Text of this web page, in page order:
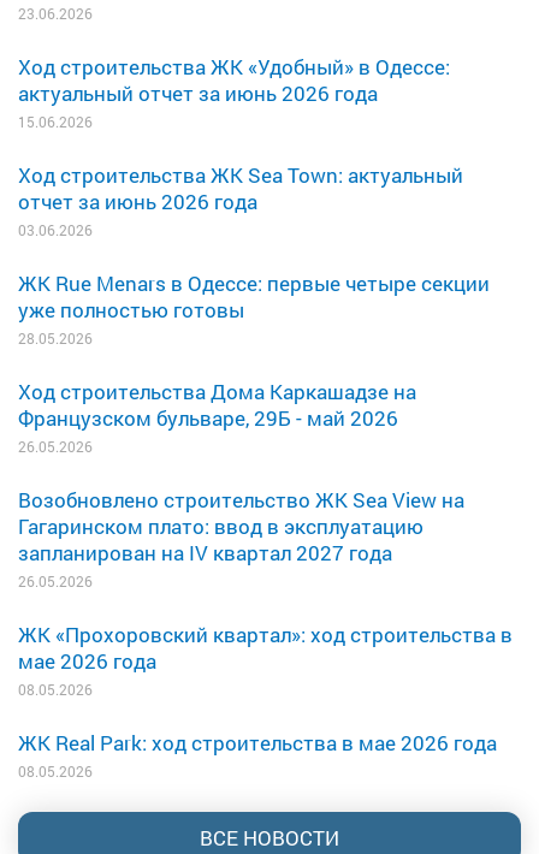
23.06.2026
Ход строительства ЖК «Удобный» в Одессе:
актуальный отчет за июнь 2026 года
15.06.2026
Ход строительства ЖК Sea Town: актуальный
отчет за июнь 2026 года
03.06.2026
ЖК Rue Menars в Одессе: первые четыре секции
уже полностью готовы
28.05.2026
Ход строительства Дома Каркашадзе на
Французском бульваре, 29Б - май 2026
26.05.2026
Возобновлено строительство ЖК Sea View на
Гагаринском плато: ввод в эксплуатацию
запланирован на IV квартал 2027 года
26.05.2026
ЖК «Прохоровский квартал»: ход строительства в
мае 2026 года
08.05.2026
ЖК Real Park: ход строительства в мае 2026 года
08.05.2026
ВСЕ НОВОСТИ